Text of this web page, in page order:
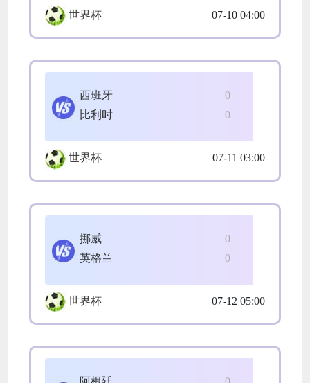
世界杯 07-10 04:00
0
西班牙
0
比利时
世界杯 07-11 03:00
0
挪威
0
英格兰
世界杯 07-12 05:00